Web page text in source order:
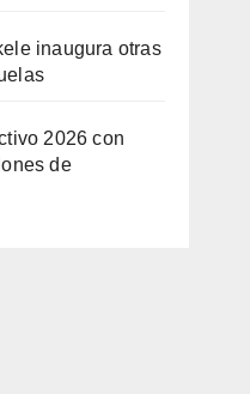
inaugura otras
2026 con
de